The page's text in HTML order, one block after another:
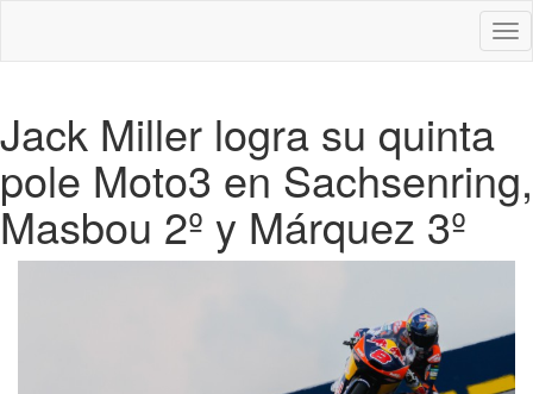
Jack Miller logra su quinta
pole Moto3 en Sachsenring,
Masbou 2º y Márquez 3º